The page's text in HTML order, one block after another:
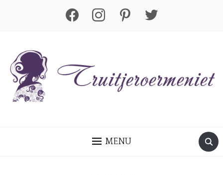
facebook instagram pinterest twitter
MENU